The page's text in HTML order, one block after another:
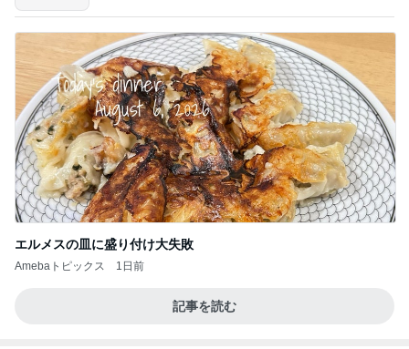
エルメスの皿に盛り付け大失敗
Amebaトピックス 1日前
記事を読む